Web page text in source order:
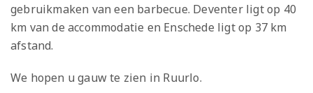
gebruikmaken van een barbecue. Deventer ligt op 40
km van de accommodatie en Enschede ligt op 37 km
afstand.
We hopen u gauw te zien in Ruurlo.